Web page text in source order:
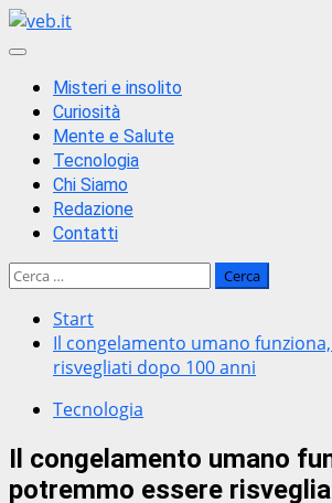
Zum
Inhalt
Primäres
MenüMisteri e insolito
Curiosità
Mente e Salute
Tecnologia
Chi Siamo
Redazione
Contatti
Ricerca
Start
Il congelamento umano
risvegliati dopo 100 anni
Tecnologia
Il congelamento umano
potremmo essere